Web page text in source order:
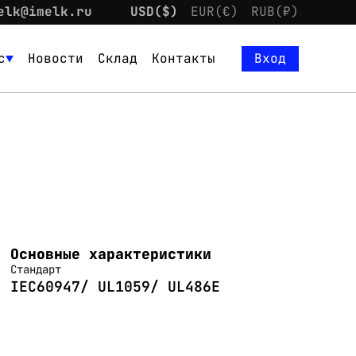
USD($) EUR(€) RUB(₽)
Новости Склад Контакты Вход
Основные характеристики
Стандарт
IEC60947/ UL1059/ UL486E